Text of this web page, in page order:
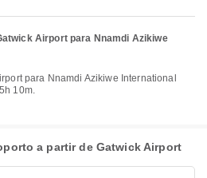
Airport para Nnamdi Azikiwe
10m.
a partir de Gatwick Airport